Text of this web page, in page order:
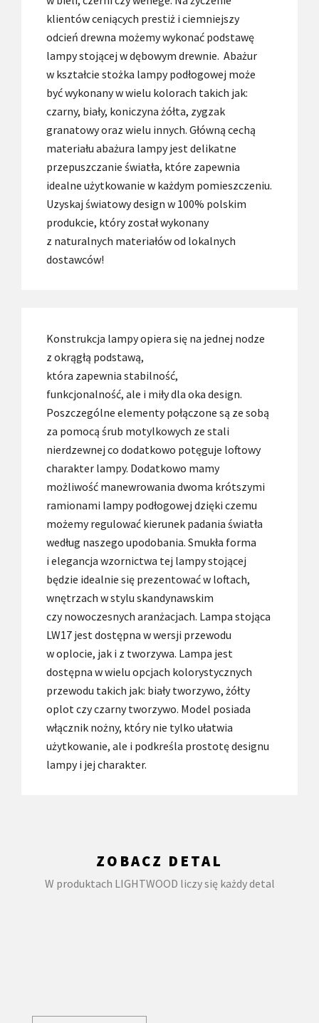
klientów ceniących prestiż i ciemniejszy
odcień drewna możemy wykonać podstawę
lampy stojącej w dębowym drewnie. Abażur
w kształcie stożka lampy podłogowej może
być wykonany w wielu kolorach takich jak:
czarny, biały, koniczyna żółta, zygzak
granatowy oraz wielu innych. Główną cechą
materiału abażura lampy jest delikatne
przepuszczanie światła, które zapewnia
idealne użytkowanie w każdym pomieszczeniu.
Uzyskaj światowy design w 100% polskim
produkcie, który został wykonany
z naturalnych materiałów od lokalnych
dostawców!
Konstrukcja lampy opiera się na jednej nodze
z okrągłą podstawą,
która zapewnia stabilność,
funkcjonalność, ale i miły dla oka design.
Poszczególne elementy połączone są ze sobą
za pomocą śrub motylkowych ze stali
nierdzewnej co dodatkowo potęguje loftowy
charakter lampy. Dodatkowo mamy
możliwość manewrowania dwoma krótszymi
ramionami lampy podłogowej dzięki czemu
możemy regulować kierunek padania światła
według naszego upodobania. Smukła forma
i elegancja wzornictwa tej lampy stojącej
będzie idealnie się prezentować w loftach,
wnętrzach w stylu skandynawskim
czy nowoczesnych aranżacjach. Lampa stojąca
LW17 jest dostępna w wersji przewodu
w oplocie, jak i z tworzywa. Lampa jest
dostępna w wielu opcjach kolorystycznych
przewodu takich jak: biały tworzywo, żółty
oplot czy czarny tworzywo. Model posiada
włącznik nożny, który nie tylko ułatwia
użytkowanie, ale i podkreśla prostotę designu
lampy i jej charakter.
ZOBACZ DETAL
W produktach LIGHTWOOD liczy się każdy detal